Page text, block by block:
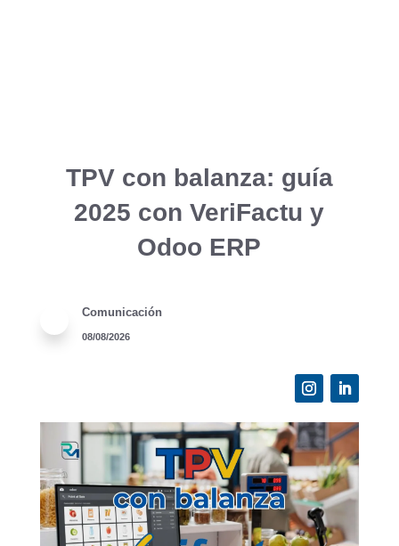
TPV con balanza: guía
2025 con VeriFactu y
Odoo ERP
Comunicación
08/08/2026